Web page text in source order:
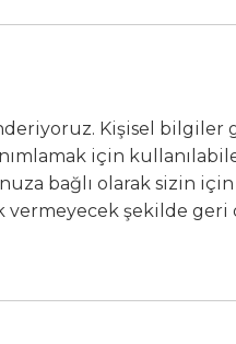
Kişisel bilgiler
için
bağlı olarak sizin
vermeyecek şekilde